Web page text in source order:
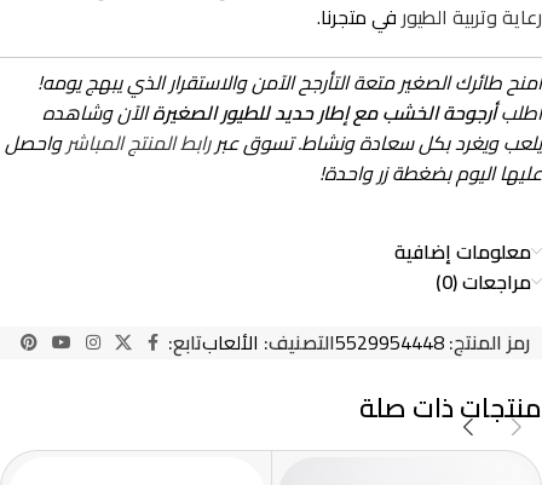
رعاية وتربية الطيورفي متجرنا.
امنح طائرك الصغير متعة التأرجح الآمن والاستقرار الذي يبهج يومه!
اطلبأرجوحة الخشب مع إطار حديد للطيور الصغيرةالآن وشاهده
يلعب ويغرد بكل سعادة ونشاط. تسوق عبررابط المنتج المباشرواحصل
عليها اليوم بضغطة زر واحدة!
معلومات إضافية
مراجعات (0)
رمز المنتج:5529954448التصنيف: الألعابتابع:
منتجات ذات صلة